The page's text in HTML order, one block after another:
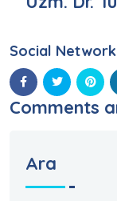
Social
Comments
Ara